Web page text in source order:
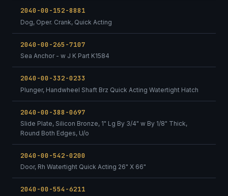
2040-00-152-8881
Dog, Oper. Crank, Quick Acting
2040-00-265-7107
Sea Anchor - w J K Part K1584
2040-00-332-0233
Plunger, Handwheel Shaft Brz Quick Acting Watertight Hatch
2040-00-388-0697
Slide Plate, Silicon Bronze, 1" Lg By 3/4" w By 1/8" Thick,
Round Both Edges, U/o
2040-00-542-0200
Door, Rh Watertight Quick Acting 26" X 66"
2040-00-554-6211